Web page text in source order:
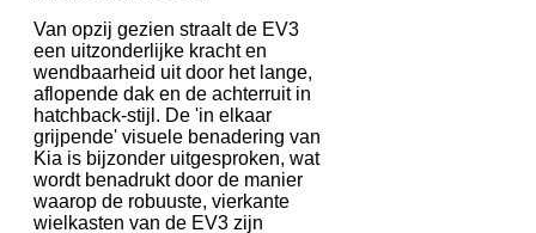
Van opzij gezien straalt de EV3
een uitzonderlijke kracht en
wendbaarheid uit door het lange,
aflopende dak en de achterruit in
hatchback-stijl. De 'in elkaar
grijpende' visuele benadering van
Kia is bijzonder uitgesproken, wat
wordt benadrukt door de manier
waarop de robuuste, vierkante
wielkasten van de EV3 zijn